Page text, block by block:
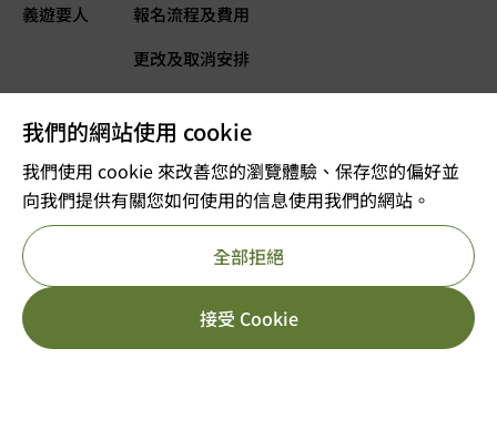
我們的網站使用 cookie
我們使用 cookie 來改善您的瀏覽體驗、保存您的偏好並
向我們提供有關您如何使用的信息使用我們的網站。
接受 Cookie
全部拒絕
HK$
HK$ 立即報名
義遊要人
報名流程及費用
更改及取消安排
義遊網誌 立即捐款
©2025 版權屬VOLTRA義遊所有
註冊及編號：公司註冊 53610456獲豁免繳稅的慈善團體
參考編號 : 91/11726